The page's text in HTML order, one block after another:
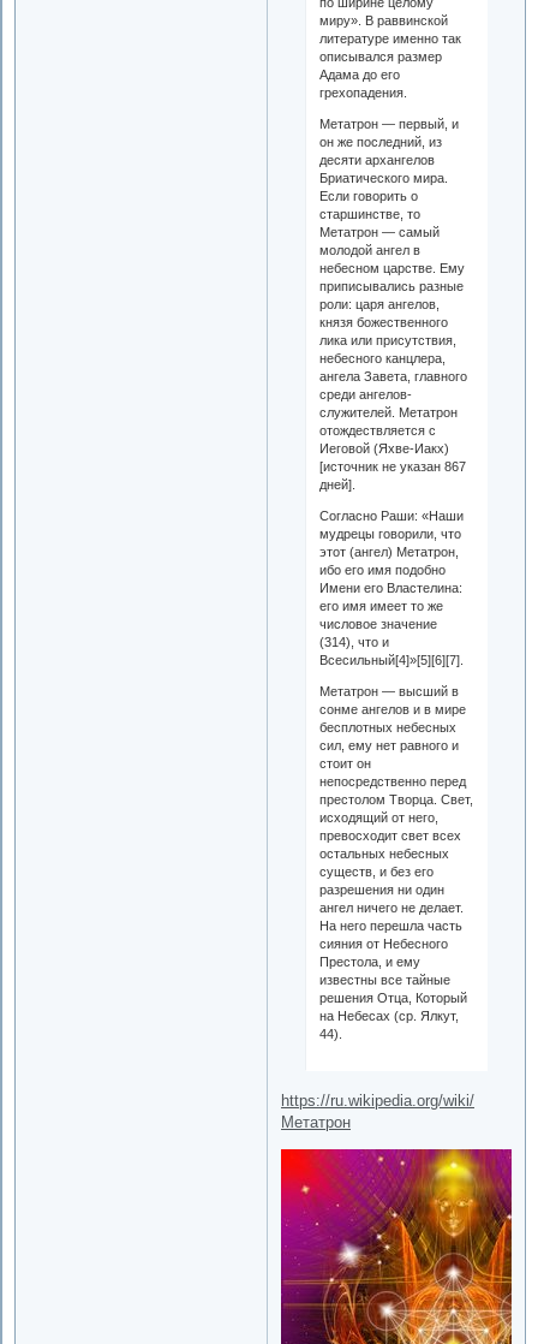
по ширине целому
миру». В раввинской
литературе именно так
описывался размер
Адама до его
грехопадения.
Метатрон — первый, и
он же последний, из
десяти архангелов
Бриатического мира.
Если говорить о
старшинстве, то
Метатрон — самый
молодой ангел в
небесном царстве. Ему
приписывались разные
роли: царя ангелов,
князя божественного
лика или присутствия,
небесного канцлера,
ангела Завета, главного
среди ангелов-
служителей. Метатрон
отождествляется с
Иеговой (Яхве-Иакх)
[источник не указан 867
дней].
Согласно Раши: «Наши
мудрецы говорили, что
этот (ангел) Метатрон,
ибо его имя подобно
Имени его Властелина:
его имя имеет то же
числовое значение
(314), что и
Всесильный[4]»[5][6][7].
Метатрон — высший в
сонме ангелов и в мире
бесплотных небесных
сил, ему нет равного и
стоит он
непосредственно перед
престолом Творца. Свет,
исходящий от него,
превосходит свет всех
остальных небесных
существ, и без его
разрешения ни один
ангел ничего не делает.
На него перешла часть
сияния от Небесного
Престола, и ему
известны все тайные
решения Отца, Который
на Небесах (ср. Ялкут,
44).
https://ru.wikipedia.org/wiki/
Метатрон